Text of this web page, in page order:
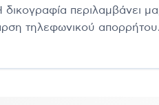
δικογραφία περιλαμβάνει
τηλεφωνικού απορρήτου.